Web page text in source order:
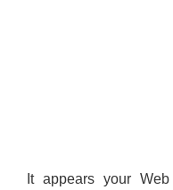
It appears your